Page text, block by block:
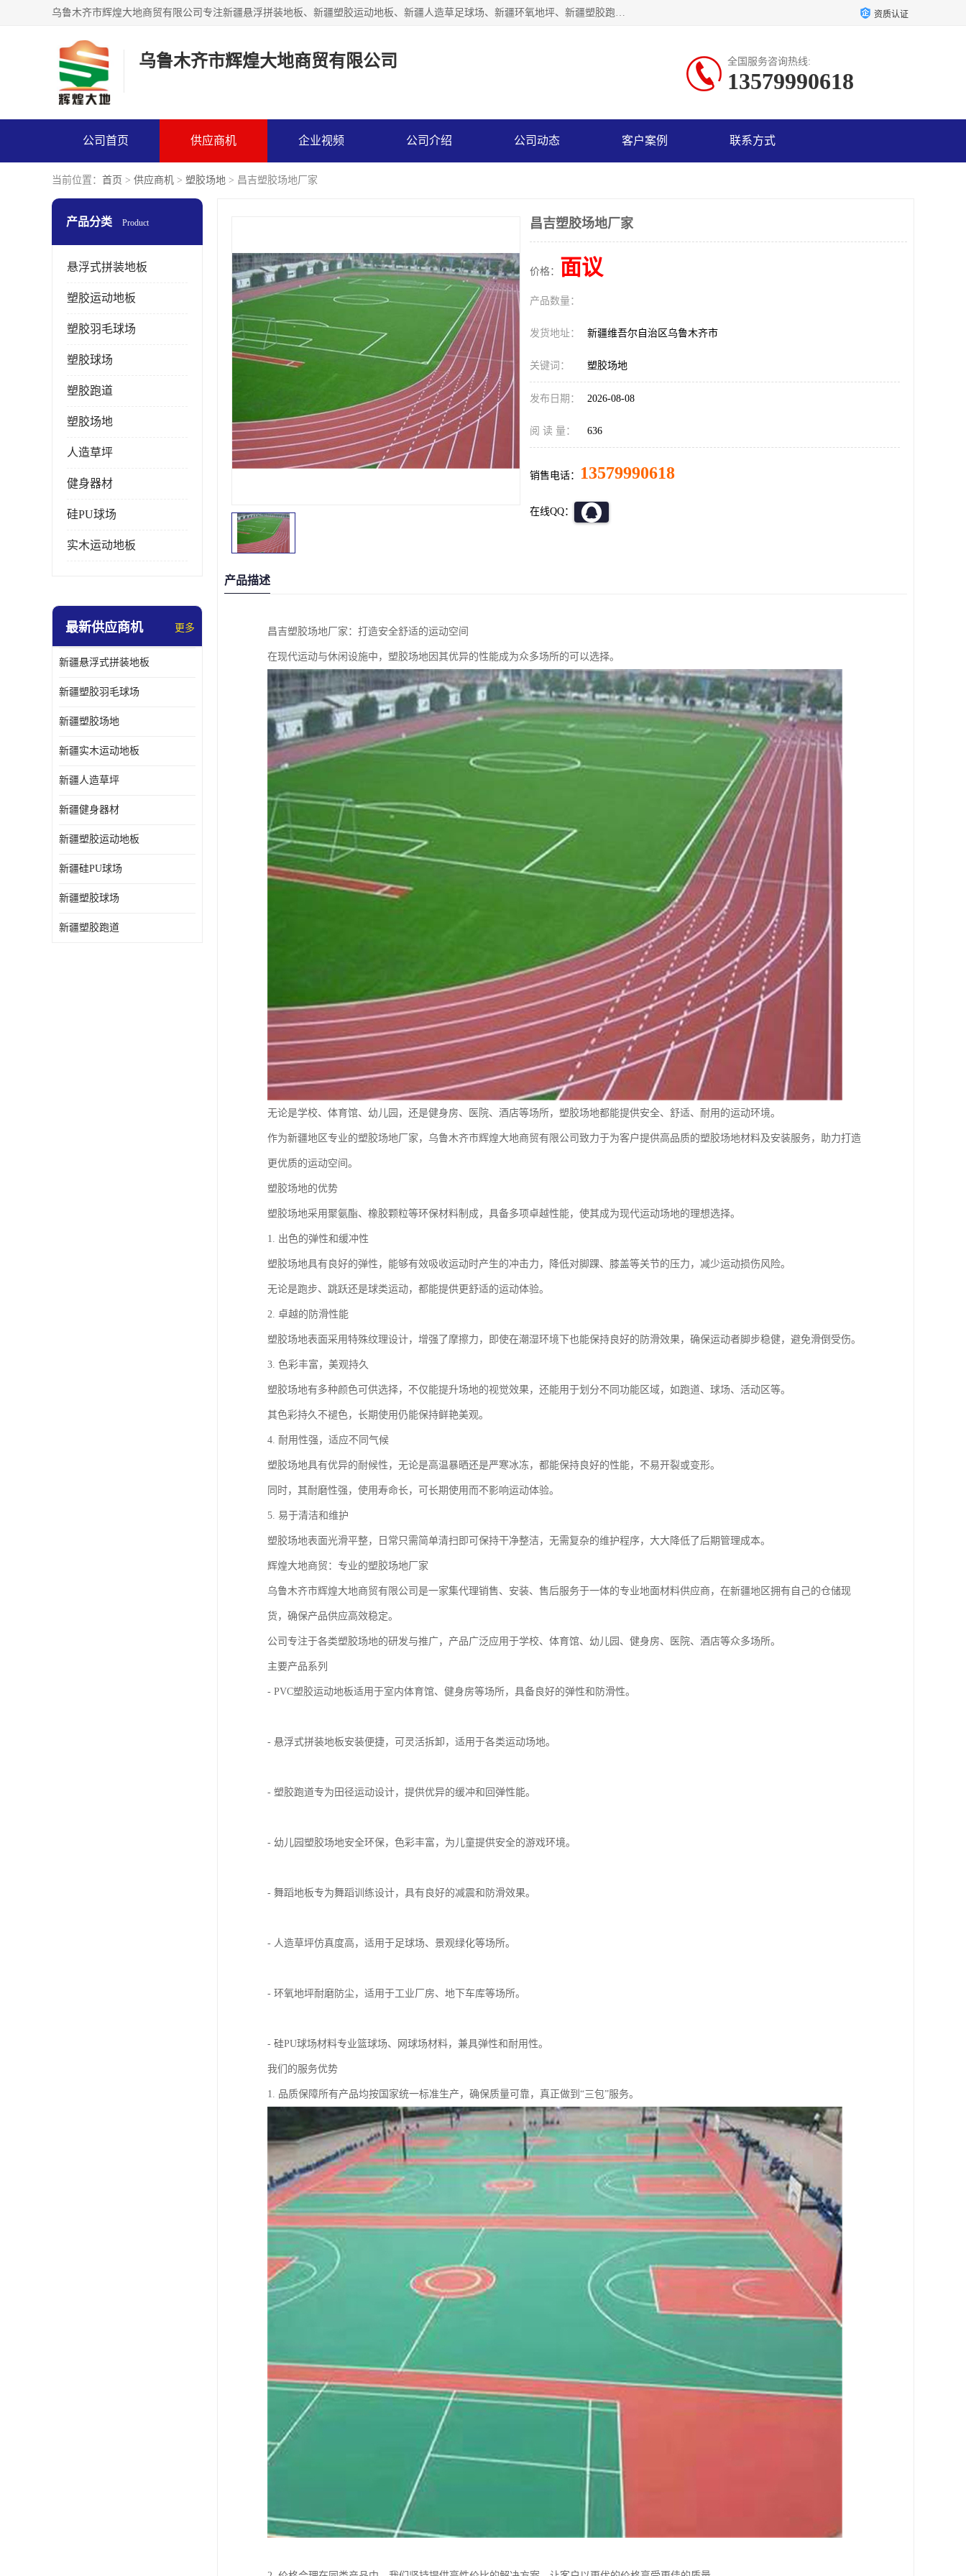
乌鲁木齐市辉煌大地商贸有限公司专注新疆悬浮拼装地板、新疆塑胶运动地板、新疆人造草足球场、新疆环氧地坪、新疆塑胶跑道、新疆舞蹈地板的地面材料供应商。质量优，价格佳，欢迎咨询。 资质认证
乌鲁木齐市辉煌大地商贸有限公司 全国服务咨询热线:
13579990618
公司首页 供应商机 企业视频 公司介绍 公司动态 客户案例 联系方式
当前位置： 首页 > 供应商机 > 塑胶场地 > 昌吉塑胶场地厂家
产品分类 Product
悬浮式拼装地板
塑胶运动地板
塑胶羽毛球场
塑胶球场
塑胶跑道
塑胶场地
人造草坪
健身器材
硅PU球场
实木运动地板
最新供应商机 更多
新疆悬浮式拼装地板
新疆塑胶羽毛球场
新疆塑胶场地
新疆实木运动地板
新疆人造草坪
新疆健身器材
新疆塑胶运动地板
新疆硅PU球场
新疆塑胶球场
新疆塑胶跑道
昌吉塑胶场地厂家
价格： 面议
产品数量：
发货地址： 新疆维吾尔自治区乌鲁木齐市
关键词： 塑胶场地
发布日期： 2026-08-08
阅 读 量： 636
销售电话： 13579990618
在线QQ：
产品描述
昌吉塑胶场地厂家：打造安全舒适的运动空间
在现代运动与休闲设施中，塑胶场地因其优异的性能成为众多场所的可以选择。
无论是学校、体育馆、幼儿园，还是健身房、医院、酒店等场所，塑胶场地都能提供安全、舒适、耐用的运动环境。
作为新疆地区专业的塑胶场地厂家，乌鲁木齐市辉煌大地商贸有限公司致力于为客户提供高品质的塑胶场地材料及安装服务，助力打造
更优质的运动空间。
塑胶场地的优势
塑胶场地采用聚氨酯、橡胶颗粒等环保材料制成，具备多项卓越性能，使其成为现代运动场地的理想选择。
1. 出色的弹性和缓冲性
塑胶场地具有良好的弹性，能够有效吸收运动时产生的冲击力，降低对脚踝、膝盖等关节的压力，减少运动损伤风险。
无论是跑步、跳跃还是球类运动，都能提供更舒适的运动体验。
2. 卓越的防滑性能
塑胶场地表面采用特殊纹理设计，增强了摩擦力，即使在潮湿环境下也能保持良好的防滑效果，确保运动者脚步稳健，避免滑倒受伤。
3. 色彩丰富，美观持久
塑胶场地有多种颜色可供选择，不仅能提升场地的视觉效果，还能用于划分不同功能区域，如跑道、球场、活动区等。
其色彩持久不褪色，长期使用仍能保持鲜艳美观。
4. 耐用性强，适应不同气候
塑胶场地具有优异的耐候性，无论是高温暴晒还是严寒冰冻，都能保持良好的性能，不易开裂或变形。
同时，其耐磨性强，使用寿命长，可长期使用而不影响运动体验。
5. 易于清洁和维护
塑胶场地表面光滑平整，日常只需简单清扫即可保持干净整洁，无需复杂的维护程序，大大降低了后期管理成本。
辉煌大地商贸：专业的塑胶场地厂家
乌鲁木齐市辉煌大地商贸有限公司是一家集代理销售、安装、售后服务于一体的专业地面材料供应商，在新疆地区拥有自己的仓储现
货，确保产品供应高效稳定。
公司专注于各类塑胶场地的研发与推广，产品广泛应用于学校、体育馆、幼儿园、健身房、医院、酒店等众多场所。
主要产品系列
- PVC塑胶运动地板适用于室内体育馆、健身房等场所，具备良好的弹性和防滑性。
- 悬浮式拼装地板安装便捷，可灵活拆卸，适用于各类运动场地。
- 塑胶跑道专为田径运动设计，提供优异的缓冲和回弹性能。
- 幼儿园塑胶场地安全环保，色彩丰富，为儿童提供安全的游戏环境。
- 舞蹈地板专为舞蹈训练设计，具有良好的减震和防滑效果。
- 人造草坪仿真度高，适用于足球场、景观绿化等场所。
- 环氧地坪耐磨防尘，适用于工业厂房、地下车库等场所。
- 硅PU球场材料专业篮球场、网球场材料，兼具弹性和耐用性。
我们的服务优势
1. 品质保障所有产品均按国家统一标准生产，确保质量可靠，真正做到“三包”服务。